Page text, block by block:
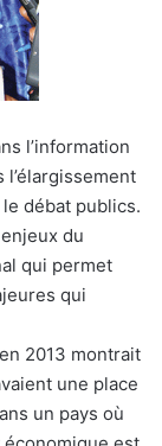
l’information
le débat publics.
du
qui permet
qui
2013 montrait
une place
un pays où